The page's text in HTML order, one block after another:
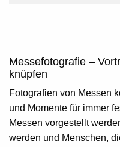
Messefotografie –
knüpfen
Fotografien von Messen
und Momente für immer
Messen vorgestellt
werden und Menschen,